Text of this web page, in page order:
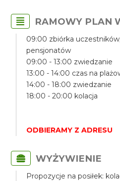
RAMOWY PLAN
09:00 zbiórka
pensjonatów
09:00 - 13:00 zwiedzanie
13:00 - 14:00 czas na
14:00 - 18:00 zwiedzanie
18:00 - 20:00 kolacja
ODBIERAMY Z ADRESU
WYŻYWIENIE
Propozycje na posiłek: